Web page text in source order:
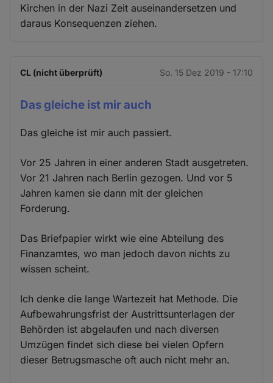
Kirchen in der Nazi Zeit auseinandersetzen und
daraus Konsequenzen ziehen.
CL (nicht überprüft) So. 15 Dez 2019 - 17:10
Das gleiche ist mir auch
Das gleiche ist mir auch passiert.
Vor 25 Jahren in einer anderen Stadt ausgetreten.
Vor 21 Jahren nach Berlin gezogen. Und vor 5
Jahren kamen sie dann mit der gleichen
Forderung.
Das Briefpapier wirkt wie eine Abteilung des
Finanzamtes, wo man jedoch davon nichts zu
wissen scheint.
Ich denke die lange Wartezeit hat Methode. Die
Aufbewahrungsfrist der Austrittsunterlagen der
Behörden ist abgelaufen und nach diversen
Umzügen findet sich diese bei vielen Opfern
dieser Betrugsmasche oft auch nicht mehr an.